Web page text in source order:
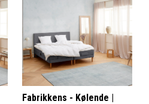
Elevationsbund: 20 cm.
Springmadras: 18 cm.
Topmadras: ca. 7 cm.
Motor: LINAK TD4.
Elevationsl
Fabrikkens - Kølende |